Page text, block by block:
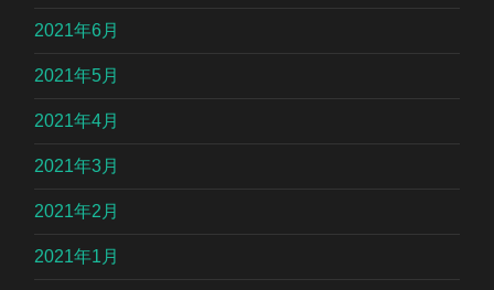
2021年6月
2021年5月
2021年4月
2021年3月
2021年2月
2021年1月